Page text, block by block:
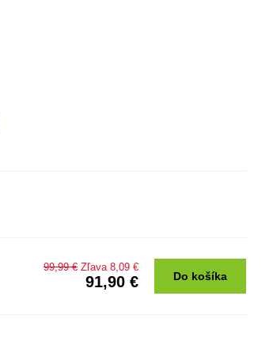
91,90 €
99,99 € Zľava 8,09 €
Do košíka